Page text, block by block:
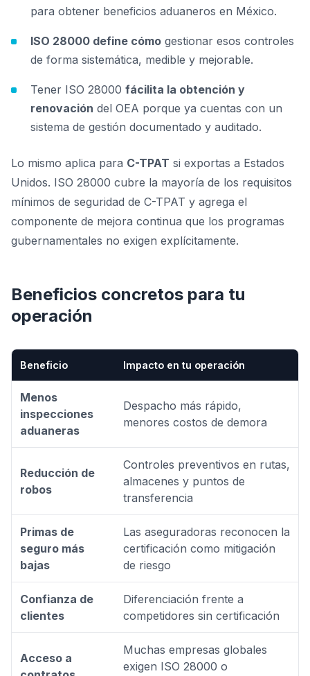
para obtener beneficios aduaneros en México.
ISO 28000 define cómo gestionar esos controles
de forma sistemática, medible y mejorable.
Tener ISO 28000 fácilita la obtención y
renovación del OEA porque ya cuentas con un
sistema de gestión documentado y auditado.
Lo mismo aplica para C-TPAT si exportas a Estados
Unidos. ISO 28000 cubre la mayoría de los requisitos
mínimos de seguridad de C-TPAT y agrega el
componente de mejora continua que los programas
gubernamentales no exigen explícitamente.
Beneficios concretos para tu
operación
Beneficio Impacto en tu operación
Menos
inspecciones
aduaneras
Despacho más rápido,
menores costos de demora
Reducción de
robos
Controles preventivos en rutas,
almacenes y puntos de
transferencia
Primas de
seguro más
bajas
Las aseguradoras reconocen la
certificación como mitigación
de riesgo
Confianza de
clientes
Diferenciación frente a
competidores sin certificación
Acceso a
Muchas empresas globales
exigen ISO 28000 o